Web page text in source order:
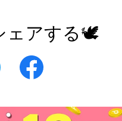
ェアする🕊